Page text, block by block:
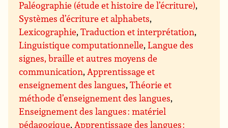
Paléographie (étude et histoire de l’écriture),
Systèmes d’écriture et alphabets,
Lexicographie,Traduction et interprétation,
Linguistique computationnelle,Langue des
signes, braille et autres moyens de
communication,Apprentissage et
enseignement des langues,Théorie et
méthode d’enseignement des langues,
Enseignement des langues : matériel
pédagogique,Apprentissage des langues :